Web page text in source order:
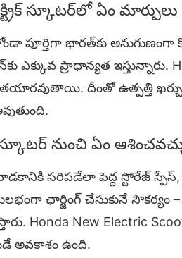
స్కూటర్‌లో ఏం
పూర్తిగా భారత్‌కు అనుగుణంగా
ఎక్కువ ప్రాధాన్యత ఇస్తున్నారు.
దీంతో ఉత్పత్తి ఖర్చు
నుంచి ఏం
వాడకానికి సరిపడేలా పెద్ద స్టోరేజ్
ఛార్జింగ్ చేసుకునే
Honda New Electric
అవకాశం ఉంది.